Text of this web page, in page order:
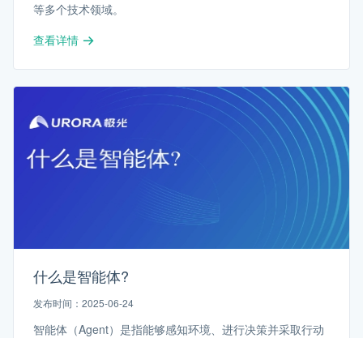
等多个技术领域。
查看详情
什么是智能体?
发布时间：2025-06-24
智能体（Agent）是指能够感知环境、进行决策并采取行动